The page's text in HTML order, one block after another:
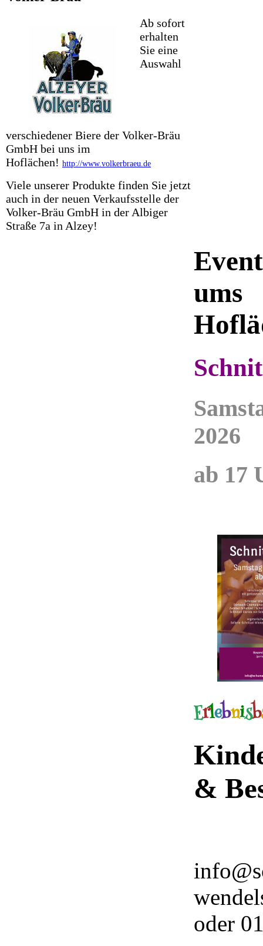
Ab sofort
erhalten
Sie eine
Auswahl
verschiedener Biere der Volker-Bräu
GmbH bei uns im
Hoflächen! http://www.volkerbraeu.de
Viele unserer Produkte finden Sie jetzt
auch in der neuen Verkaufsstelle der
Volker-Bräu GmbH in der Albiger
Straße 7a in Alzey!
ums
2026
ab 17
&
oder